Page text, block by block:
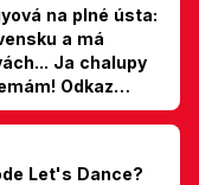
na plné ústa:
a má
Ja chalupy
Odkaz
Let's Dance?